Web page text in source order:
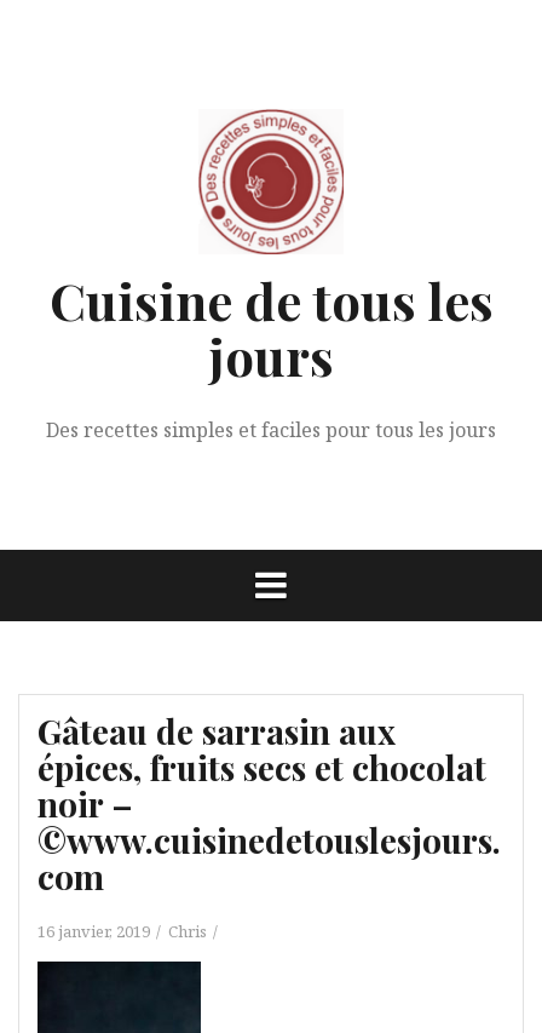
Cuisine de tous les
jours
Des recettes simples et faciles pour tous les jours
Gâteau de sarrasin aux
épices, fruits secs et chocolat
noir –
©www.cuisinedetouslesjours.
com
16 janvier, 2019 Chris